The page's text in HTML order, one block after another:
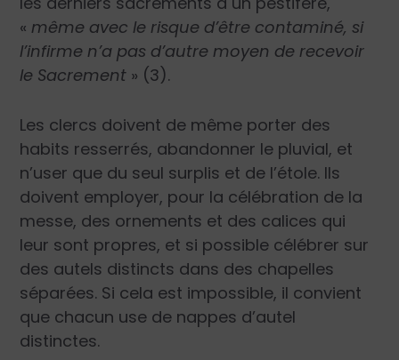
« même avec le risque d’être contaminé, si
l’infirme n’a pas d’autre moyen de recevoir
le Sacrement » (3).
Les clercs doivent de même porter des
habits resserrés, abandonner le pluvial, et
n’user que du seul surplis et de l’étole. Ils
doivent employer, pour la célébration de la
messe, des ornements et des calices qui
leur sont propres, et si possible célébrer sur
des autels distincts dans des chapelles
séparées. Si cela est impossible, il convient
que chacun use de nappes d’autel
distinctes.